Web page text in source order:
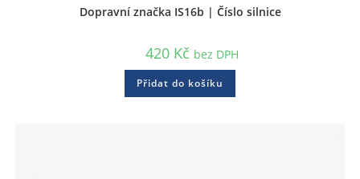
Dopravní značka IS16b | Číslo silnice
420 Kč bez DPH
Přidat do košíku